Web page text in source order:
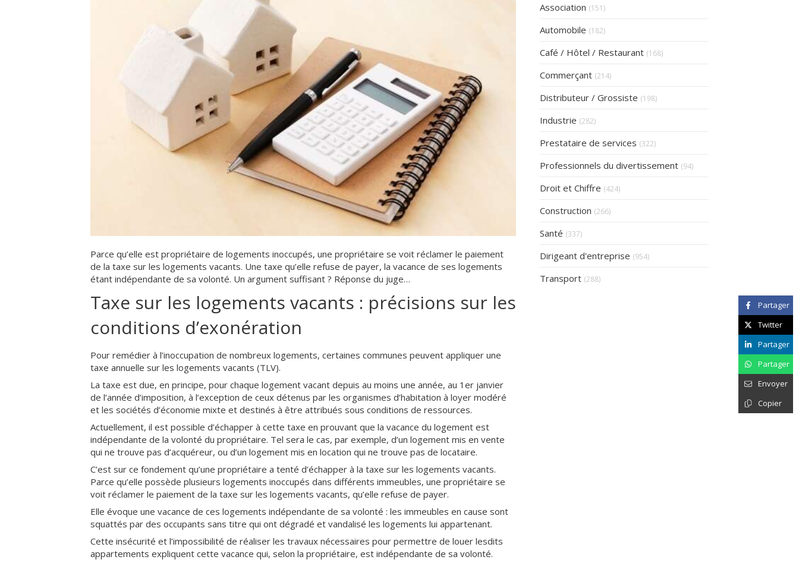
Parce qu’elle est propriétaire de logements inoccupés, une propriétaire se voit réclamer le paiement
de la taxe sur les logements vacants. Une taxe qu’elle refuse de payer, la vacance de ses logements
étant indépendante de sa volonté. Un argument suffisant ? Réponse du juge…
Taxe sur les logements vacants : précisions sur les
conditions d’exonération
Pour remédier à l’inoccupation de nombreux logements, certaines communes peuvent appliquer une
taxe annuelle sur les logements vacants (TLV).
La taxe est due, en principe, pour chaque logement vacant depuis au moins une année, au 1er janvier
de l’année d’imposition, à l’exception de ceux détenus par les organismes d’habitation à loyer modéré
et les sociétés d’économie mixte et destinés à être attribués sous conditions de ressources.
Actuellement, il est possible d’échapper à cette taxe en prouvant que la vacance du logement est
indépendante de la volonté du propriétaire. Tel sera le cas, par exemple, d’un logement mis en vente
qui ne trouve pas d’acquéreur, ou d’un logement mis en location qui ne trouve pas de locataire.
C’est sur ce fondement qu’une propriétaire a tenté d’échapper à la taxe sur les logements vacants.
Parce qu’elle possède plusieurs logements inoccupés dans différents immeubles, une propriétaire se
voit réclamer le paiement de la taxe sur les logements vacants, qu’elle refuse de payer.
Elle évoque une vacance de ces logements indépendante de sa volonté : les immeubles en cause sont
squattés par des occupants sans titre qui ont dégradé et vandalisé les logements lui appartenant.
Cette insécurité et l’impossibilité de réaliser les travaux nécessaires pour permettre de louer lesdits
appartements expliquent cette vacance qui, selon la propriétaire, est indépendante de sa volonté.
Partager
Twitter
Partager
Partager
Envoyer
Copier
Association (151)Articles Count
Automobile (182)Articles Count
Café / Hôtel / Restaurant (168)Articles Count
Commerçant (214)Articles Count
Distributeur / Grossiste (198)Articles Count
Industrie (282)Articles Count
Prestataire de services (322)Articles Count
Professionnels du divertissement (94)Articles Count
Droit et Chiffre (424)Articles Count
Construction (266)Articles Count
Santé (337)Articles Count
Dirigeant d'entreprise (954)Articles Count
Transport (288)Articles Count